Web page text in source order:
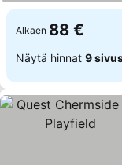
Alkaen 88 €
Näytä hinnat 9